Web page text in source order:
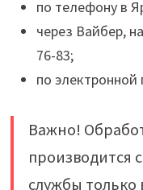
по телефону в
через Вайбер,
76-83;
по электронной
Важно!
производится
службы только